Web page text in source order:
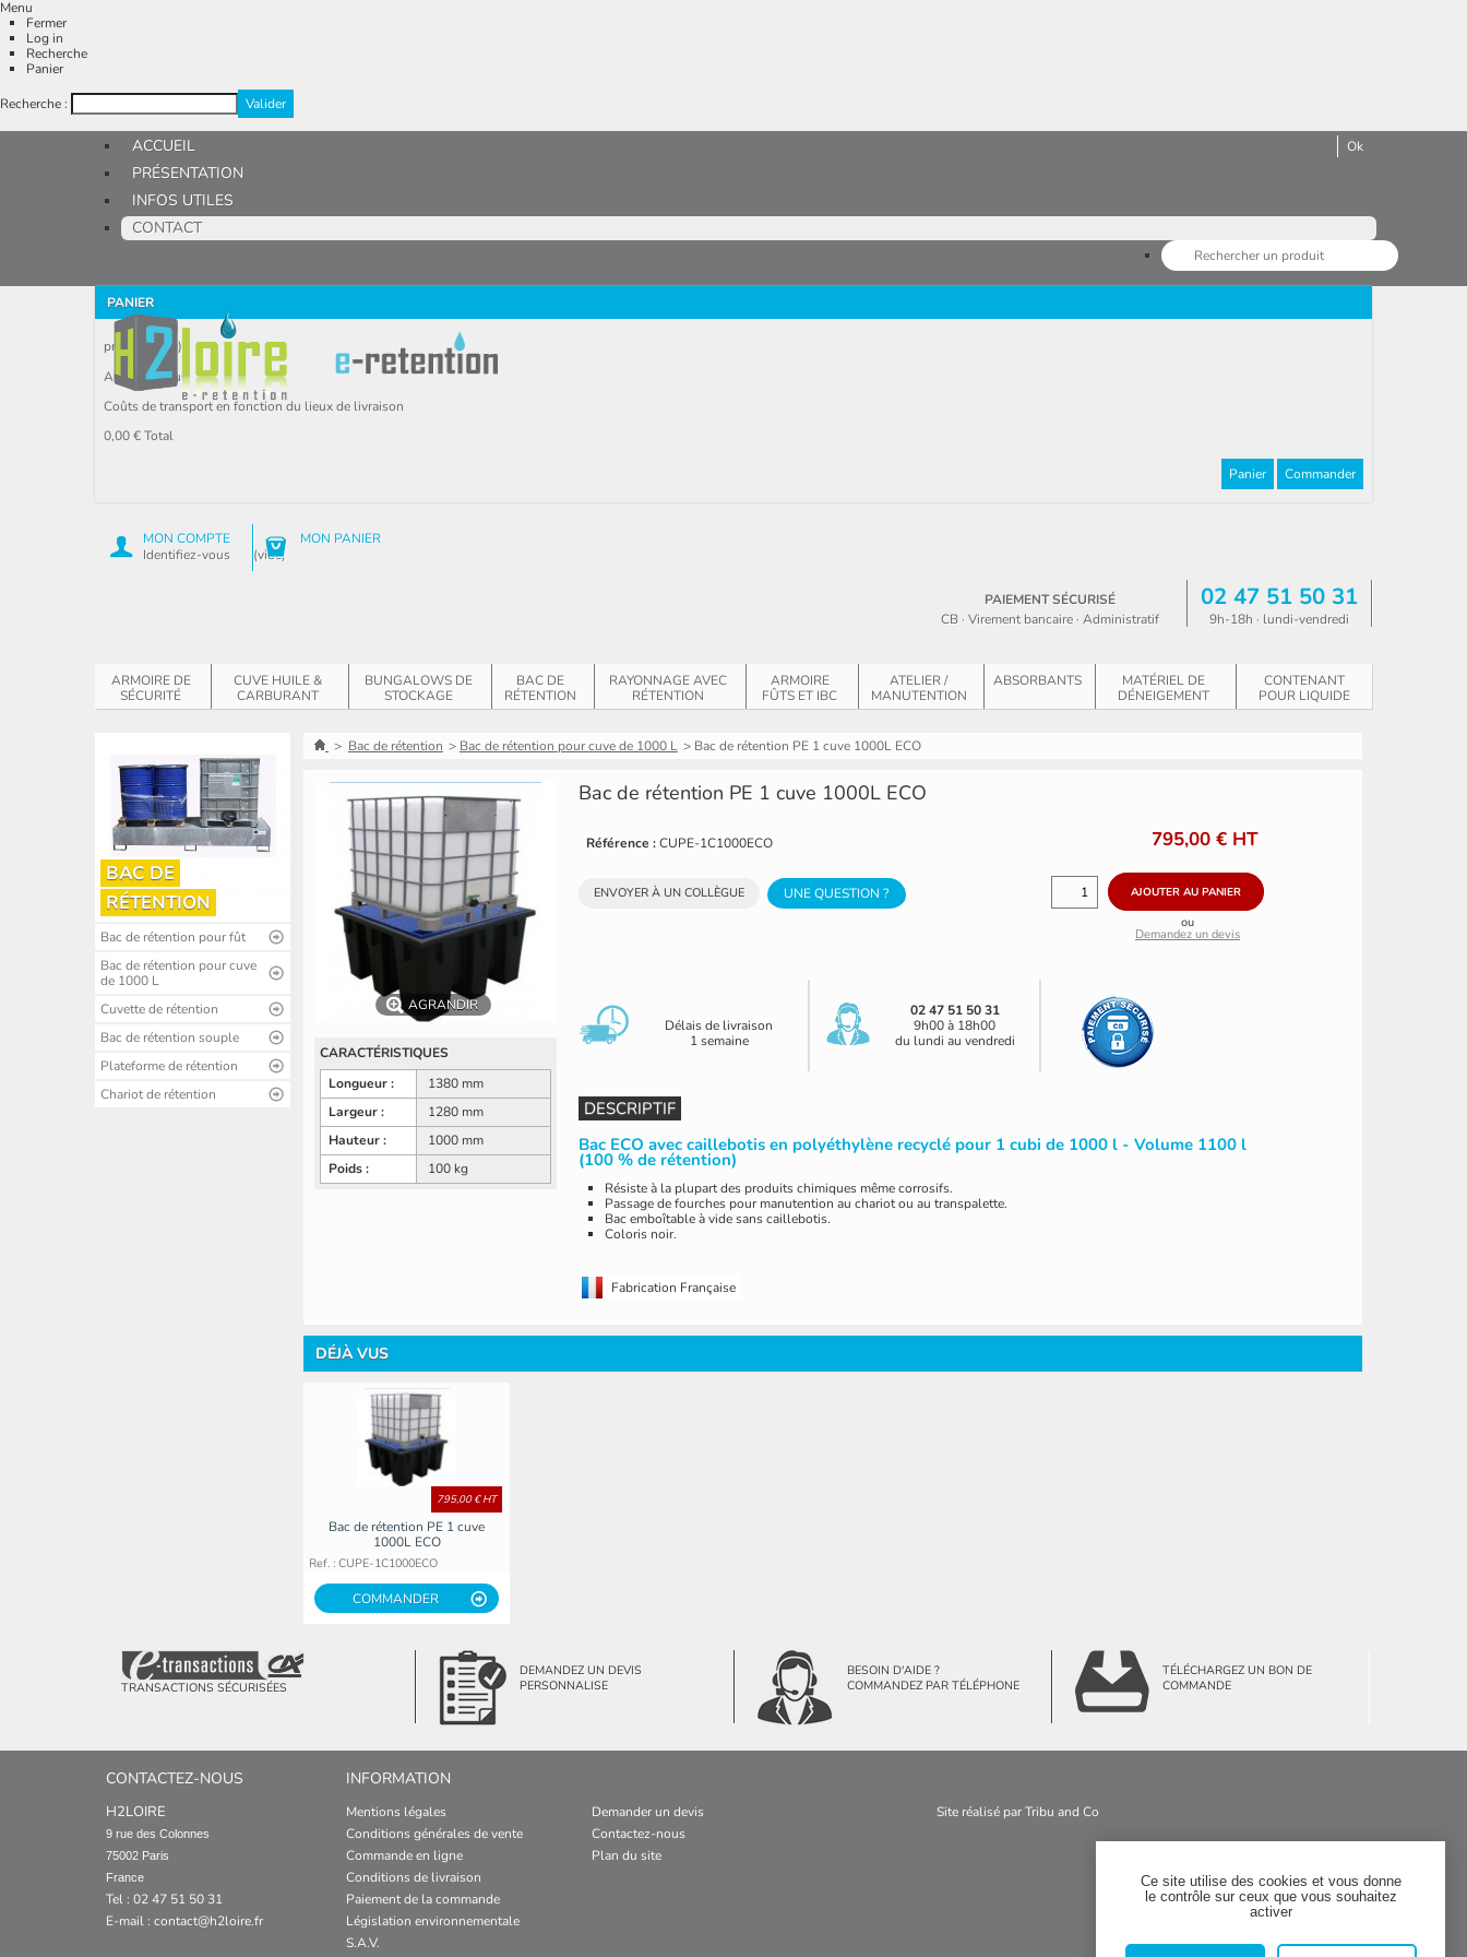
Menu
Fermer
Log in
Recherche
Panier
Recherche :
ACCUEIL
PRÉSENTATION
INFOS UTILES
CONTACT
PANIER
produit
(vide)
Aucun produit
Coûts de transport en fonction du lieux de livraison
0,00 €Total
Panier Commander
MON COMPTE
Identifiez-vous
MON PANIER
(vide)
02 47 51 50 31
9h-18h · lundi-vendredi
PAIEMENT SÉCURISÉ
CB · Virement bancaire · Administratif
ARMOIRE DE
SÉCURITÉ
CUVE HUILE &
CARBURANT
BUNGALOWS DE
STOCKAGE
BAC DE
RÉTENTION
RAYONNAGE AVEC
RÉTENTION
ARMOIRE
FÛTS ET IBC
ATELIER /
MANUTENTION
ABSORBANTS
MATÉRIEL DE
DÉNEIGEMENT
CONTENANT
POUR LIQUIDE
BAC DE
RÉTENTION
Bac de rétention pour fût
Bac de rétention pour cuve
de 1000 L
Cuvette de rétention
Bac de rétention souple
Plateforme de rétention
Chariot de rétention
> Bac de rétention > Bac de rétention pour cuve de 1000 L > Bac de rétention PE 1 cuve 1000L ECO
AGRANDIR
CARACTÉRISTIQUES
Longueur :
1380 mm
Largeur :
1280 mm
Hauteur :
1000 mm
Poids :
100 kg
Bac de rétention PE 1 cuve 1000L ECO
Référence :CUPE-1C1000ECO
UNE QUESTION ?
ENVOYER À UN COLLÈGUE
795,00 € HT
ou
Demandez un devis
Délais de livraison
1 semaine
02 47 51 50 31
9h00 à 18h00
du lundi au vendredi
DESCRIPTIF
Bac ECO avec caillebotis en polyéthylène recyclé pour 1 cubi de 1000 l - Volume 1100 l
(100 % de rétention)
Résiste à la plupart des produits chimiques même corrosifs.
Passage de fourches pour manutention au chariot ou au transpalette.
Bac emboîtable à vide sans caillebotis.
Coloris noir.
Fabrication Française
DÉJÀ VUS
795,00 € HT
Bac de rétention PE 1 cuve
1000L ECO
Ref. : CUPE-1C1000ECO
COMMANDER
TRANSACTIONS SÉCURISÉES
DEMANDEZ UN DEVIS
PERSONNALISE
BESOIN D'AIDE ?
COMMANDEZ PAR TÉLÉPHONE
TÉLÉCHARGEZ UN BON DE
COMMANDE
CONTACTEZ-NOUS
H2LOIRE
9 rue des Colonnes
75002 Paris
France
Tel : 02 47 51 50 31
E-mail : contact@h2loire.fr
INFORMATION
Mentions légales
Conditions générales de vente
Commande en ligne
Conditions de livraison
Paiement de la commande
Législation environnementale
S.A.V.
Demander un devis
Contactez-nous
Plan du site
 
Site réalisé parTribu and Co
Ce site utilise des cookies et vous donne
le contrôle sur ceux que vous souhaitez
activer